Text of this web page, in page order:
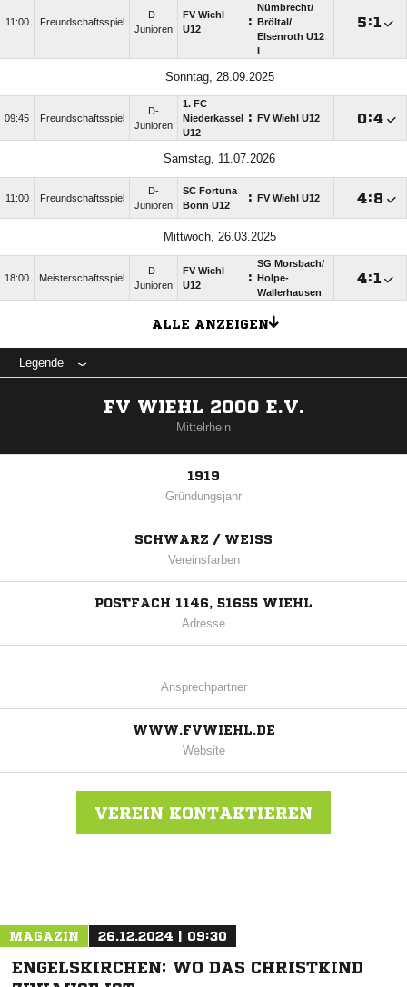
11:00 Freundschaftsspiel
D-
Junioren
FV Wiehl
U12
:
Nümbrecht/​
Bröltal/​
Elsenroth U12
:
Sonntag, 28.09.2025
09:45 Freundschaftsspiel
D-
Junioren
1. FC
Niederkassel
U12
: FV Wiehl U12 :
Samstag, 11.07.2026
11:00 Freundschaftsspiel
D-
Junioren
SC Fortuna
Bonn U12
: FV Wiehl U12 :
Mittwoch, 26.03.2025
18:00 Meisterschaftsspiel
D-
Junioren
FV Wiehl
U12
:
SG Morsbach/​
Holpe-
Wallerhausen
:
ALLE ANZEIGEN
Legende
FV WIEHL 2000 E.V.
Mittelrhein
1919
Gründungsjahr
SCHWARZ / WEISS
Vereinsfarben
POSTFACH 1146, 51655 WIEHL
Adresse
Ansprechpartner
WWW.FVWIEHL.DE
Website
VEREIN KONTAKTIEREN
MAGAZIN 26.12.2024 | 09:30
ENGELSKIRCHEN: WO DAS CHRISTKIND